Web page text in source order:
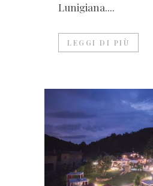
Lunigiana....
LEGGI DI PIÙ